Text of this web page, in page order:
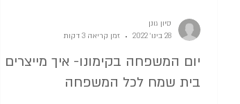
יום המשפחה בקימונו- איך מייצרים
בית שמח לכל המשפחה
סיון גונן
28 בינו׳ 2022
זמן קריאה 3 דקות